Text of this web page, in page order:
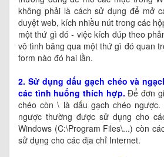
không phải là cách sử dụng để mở
duyệt web, kích nhiều nút trong các
một thứ gì đó - việc kích đúp theo
vô tình băng qua một thứ gì đó quan
form nào đó hai lần.
2. Sử dụng dấu gạch chéo và
các tình huống thích hợp. Để đơn
chéo còn \ là dấu gạch chéo ngược.
ngược thường được sử dụng cho
Windows (C:\Program Files\...) còn
sử dụng cho các địa chỉ Internet.